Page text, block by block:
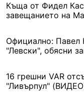
Къща от Фидел
завещанието на
Официално: Павел
"Левски", обясни
16 грешни VAR
"Ливърпул"